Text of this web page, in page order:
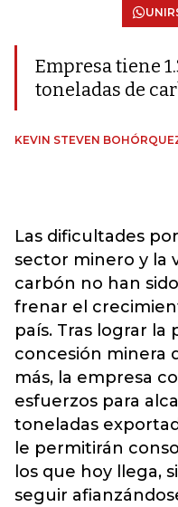
Empresa tiene
toneladas de
KEVIN STEVEN
Las dificultades
sector minero y la
carbón no han
frenar el
país. Tras lograr
concesión minera
más, la empresa
esfuerzos para
toneladas
le permitirán
los que hoy llega,
seguir